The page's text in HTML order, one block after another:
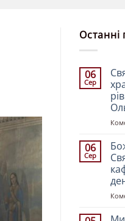
Останні
06
Сер
06
Сер